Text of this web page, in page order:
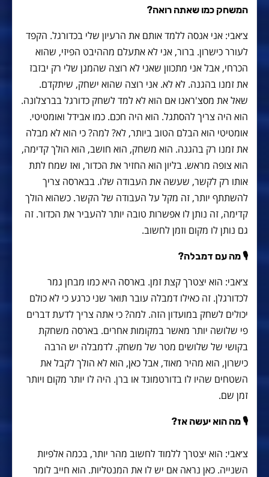
המשחק כמו שאתה רואה?
צ׳אבי: אני אנסה ללמד אותם את הרעיון שלי בכדורגל. הקפד
לעורר כישרון. ברור, אני לא אתעלם מההיבט הפיזי, שהוא
הכרחי, אבל אני מתכוון שאני לא רוצה שהמגן שלי רק יבזבז
את זמנו בהגנה. לא לא. אני רוצה שהוא ישחק, שיתקדם.
שאל את מסצ'ראנו אם הוא לא למד לשחק כדורגל בברצלונה.
הוא היה צריך להסתגל. הוא היה חכם. כמו אבידל ואומטיטי.
אומטיטי הוא הבלם הטוב ביותר, לא? למה? כי הוא לא מבלה
את זמנו רק בהגנה. הוא משחק, הוא חושב, הוא הולך קדימה,
הוא צופה מראש. בליון הוא החזיר את הכדור, ואז שמח לתת
אותו רק לקשר, שעשה את העבודה שלו. בבארסה צריך
להשתתף יותר, זה מקל על העבודה של הקשר. כשהוא הולך
קדימה, זה נותן לו אפשרות טובה יותר להעביר את הכדור. זה
גם נותן לו מקום וזמן לחשוב.
🎙 מה עם דמבלה?
צ׳אבי: הוא יצטרך קצת זמן. בארסה היא כמו מבחן גמר
לכדורגלן. זה כאילו דמבלה עובר תואר שני כרגע כי לא כולם
יכולים לשחק במועדון הזה. למה? כי אתה צריך לדעת דברים
פי שלושה יותר מאשר במקומות אחרים. בארסה משחקת
בקושי של שלושים מטר של משחק. לדמבלה יש הרבה
כישרון, הוא מהיר מאוד, אבל כאן, הוא לא הולך לקבל את
השטחים שהיו לו בדורטמונד או ברן. היה לו יותר מקום ויותר
זמן שם.
🎙 מה הוא יעשה אז?
צ׳אבי: הוא יצטרך ללמוד לחשוב מהר יותר, בכמה אלפיות
השנייה. כאן נראה אם ​​יש לו את המנטליות. הוא חייב לומר